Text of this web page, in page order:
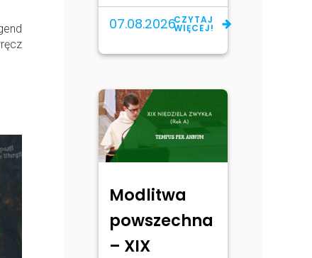
07.08.2026CZYTAJ
WIĘCEJ!
Modlitwa
powszechna
– XIX